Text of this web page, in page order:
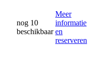
nog 10
beschikbaar
Meer
informatie
en
reserveren